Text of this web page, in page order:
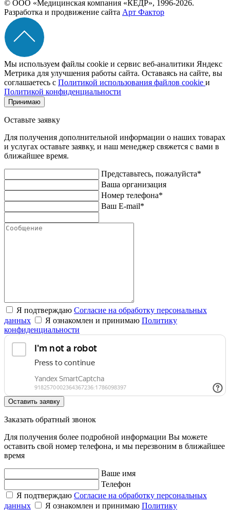
© ООО «Медицинская компания «КЕДР», 1996-2026.
Разработка и продвижение сайта Арт Фактор
Мы используем файлы cookie и сервис веб-аналитики Яндекс
Метрика для улучшения работы сайта. Оставаясь на сайте, вы
соглашаетесь с Политикой использования файлов cookie и
Политикой конфиденциальности
Принимаю
Оставьте заявку
Для получения дополнительной информации о наших товарах
и услугах оставьте заявку, и наш менеджер свяжется с вами в
ближайшее время.
Представьтесь, пожалуйста*
Ваша организация
Номер телефона*
Ваш E-mail*
Я подтверждаю Согласие на обработку персональных
данных
Я ознакомлен и принимаю Политику
конфиденциальности
Оставить заявку
Заказать обратный звонок
Для получения более подробной информации Вы можете
оставить свой номер телефона, и мы перезвоним в ближайшее
время
Ваше имя
Телефон
Я подтверждаю Согласие на обработку персональных
данных
Я ознакомлен и принимаю Политику